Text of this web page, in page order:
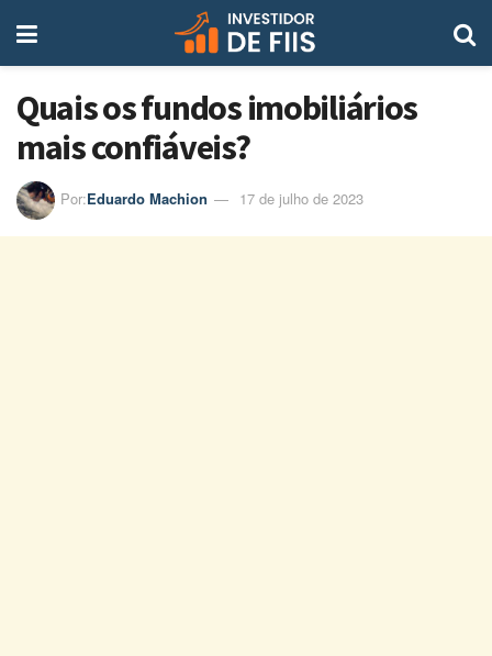
Quais os fundos imobiliários
mais confiáveis?
Por:Eduardo Machion 17 de julho de 2023